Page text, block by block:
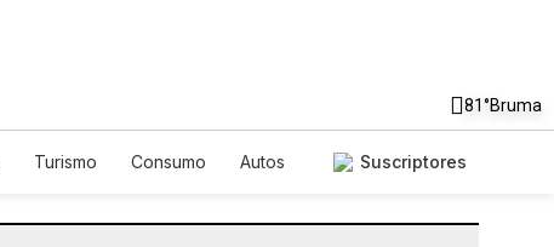
81°Bruma
Turismo Consumo
Autos
Suscriptores